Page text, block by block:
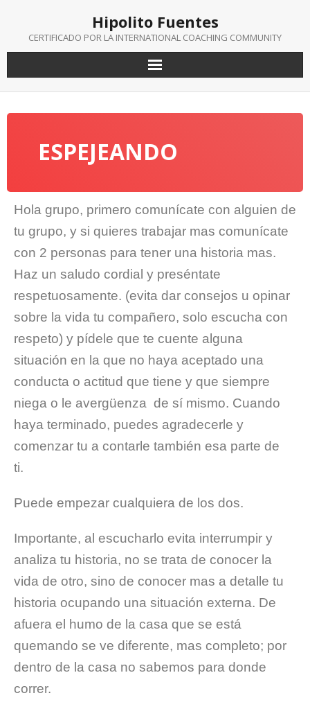
Hipolito Fuentes
CERTIFICADO POR LA INTERNATIONAL COACHING COMMUNITY
ESPEJEANDO
Hola grupo, primero comunícate con alguien de
tu grupo, y si quieres trabajar mas comunícate
con 2 personas para tener una historia mas.
Haz un saludo cordial y preséntate
respetuosamente. (evita dar consejos u opinar
sobre la vida tu compañero, solo escucha con
respeto) y pídele que te cuente alguna
situación en la que no haya aceptado una
conducta o actitud que tiene y que siempre
niega o le avergüenza de sí mismo. Cuando
haya terminado, puedes agradecerle y
comenzar tu a contarle también esa parte de
ti.
Puede empezar cualquiera de los dos.
Importante, al escucharlo evita interrumpir y
analiza tu historia, no se trata de conocer la
vida de otro, sino de conocer mas a detalle tu
historia ocupando una situación externa. De
afuera el humo de la casa que se está
quemando se ve diferente, mas completo; por
dentro de la casa no sabemos para donde
correr.